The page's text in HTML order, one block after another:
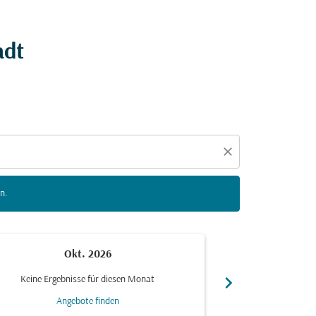
close
interagieren, um Angebote zu finden.
Okt. 2026
Keine Ergebnisse für diesen Monat
Angebote finden
chevron_right